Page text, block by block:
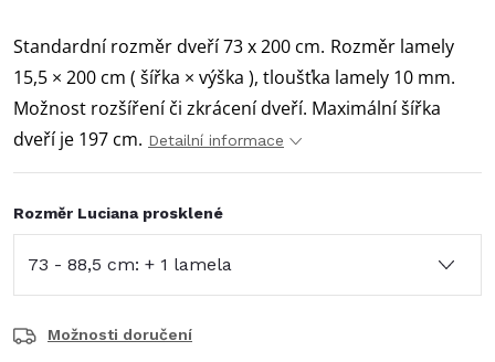
Standardní rozměr dveří 73 x 200 cm. Rozměr lamely
15,5 × 200 cm ( šířka × výška ), tloušťka lamely 10 mm.
Možnost rozšíření či zkrácení dveří. Maximální šířka
dveří je 197 cm. Detailní informace
Rozměr Luciana prosklené
Možnosti doručení